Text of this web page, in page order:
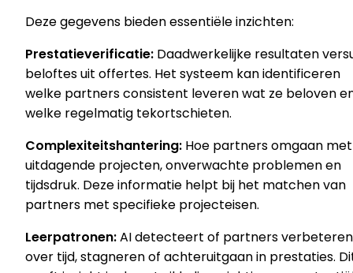
Deze gegevens bieden essentiële inzichten:
Prestatieverificatie: Daadwerkelijke resultaten
beloftes uit offertes. Het systeem kan identificeren
welke partners consistent leveren wat ze beloven
welke regelmatig tekortschieten.
Complexiteitshantering: Hoe partners omgaan met
uitdagende projecten, onverwachte problemen en
tijdsdruk. Deze informatie helpt bij het matchen van
partners met specifieke projecteisen.
Leerpatronen:AI detecteert of partners verbeteren
over tijd, stagneren of achteruitgaan in prestaties.